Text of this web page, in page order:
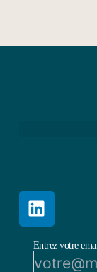
Entrez votre